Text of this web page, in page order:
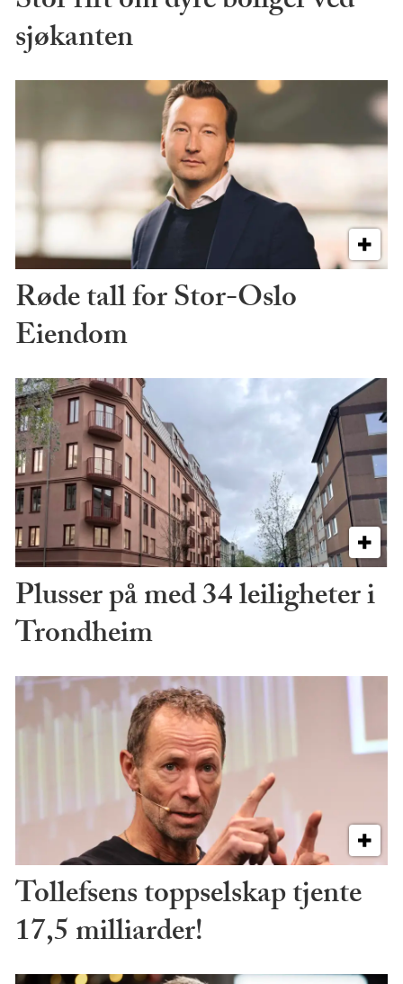
sjøkanten
Røde tall for Stor-Oslo
Eiendom
Plusser på med 34 leiligheter i
Trondheim
Tollefsens toppselskap tjente
17,5 milliarder!